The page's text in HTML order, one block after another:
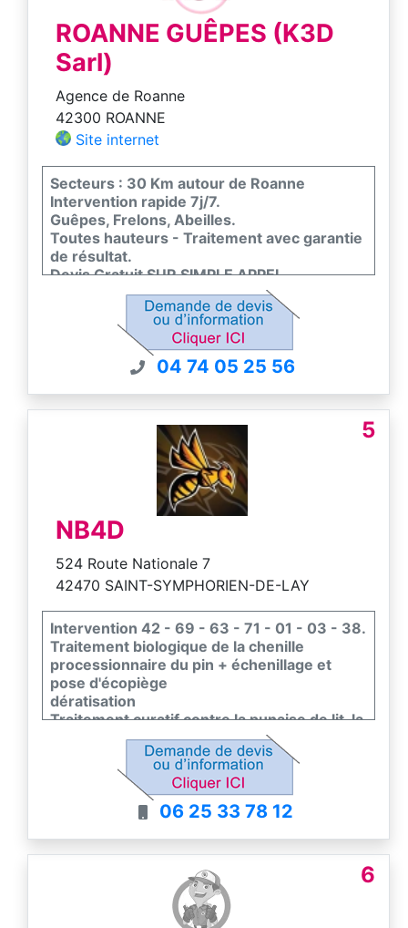
ROANNE GUÊPES (K3D
Sarl)
Agence de Roanne
42300 ROANNE
Site internet
Secteurs : 30 Km autour de Roanne
Intervention rapide 7j/7.
Guêpes, Frelons, Abeilles.
Toutes hauteurs - Traitement avec garantie
de résultat.
Devis Gratuit SUR SIMPLE APPEL
TELEPHONIQUE
04 74 05 25 56
5
NB4D
524 Route Nationale 7
42470 SAINT-SYMPHORIEN-DE-LAY
Intervention 42 - 69 - 63 - 71 - 01 - 03 - 38.
Traitement biologique de la chenille
processionnaire du pin + échenillage et
pose d'écopiège
dératisation
Traitement curatif contre la punaise de lit, la
puce, cafard et blattes
Destruction de nid de guêpe, frelon
européen et asiatique.
Traitement biologique de la pyrale du buis
Traitement par nématode du charançon
06 25 33 78 12
6